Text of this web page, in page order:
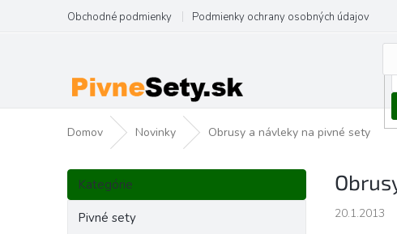
obsah
Obchodné podmienky Podmienky ochrany osobných údajov
Domov Novinky Obrusy a návleky na pivné sety
B
č
Preskočiť
kategórie
Kategórie
Pivné sety
20.1.2013